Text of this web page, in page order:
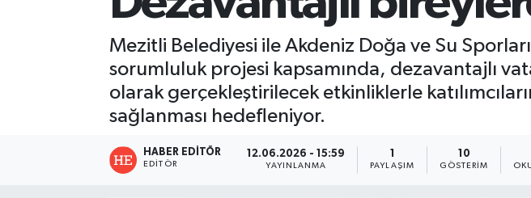
Mezitli Belediyesi ile Akdeniz Doğa ve Su
sorumluluk projesi kapsamında, dezavantajlı
olarak gerçekleştirilecek etkinliklerle
sağlanması hedefleniyor.
HABER EDITÖR
EDITÖR
12.06.2026 - 15:59
YAYINLANMA PAYLAŞIM
10
GÖSTERIM
Tüm Manşetler
Son Dakika Haberleri
Haber Arşivi